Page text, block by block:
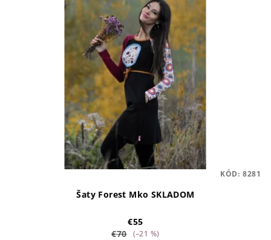
Šaty Forest Mko SKLADOM
€55
€70
(–21 %)
KÓD: 8281